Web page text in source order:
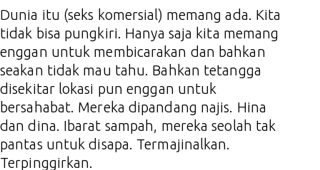
Dunia itu (seks komersial) memang ada. Kita
tidak bisa pungkiri. Hanya saja kita memang
enggan untuk membicarakan dan bahkan
seakan tidak mau tahu. Bahkan tetangga
disekitar lokasi pun enggan untuk
bersahabat. Mereka dipandang najis. Hina
dan dina. Ibarat sampah, mereka seolah tak
pantas untuk disapa. Termajinalkan.
Terpinggirkan.